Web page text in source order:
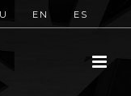
EN ES